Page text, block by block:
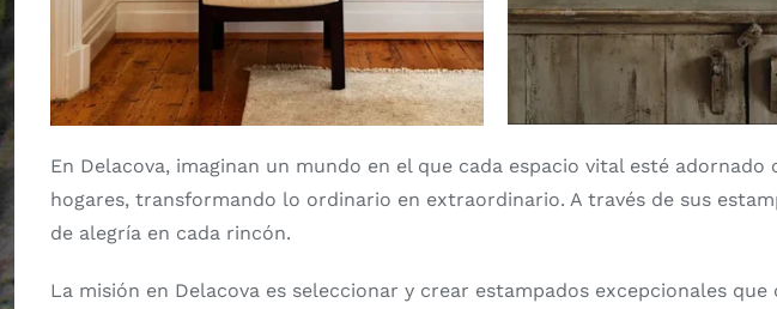
En Delacova, imaginan un mundo en el que cada espacio vital esté
hogares, transformando lo ordinario en extraordinario. A través de sus
de alegría en cada rincón.
La misión en Delacova es seleccionar y crear estampados excepcionales